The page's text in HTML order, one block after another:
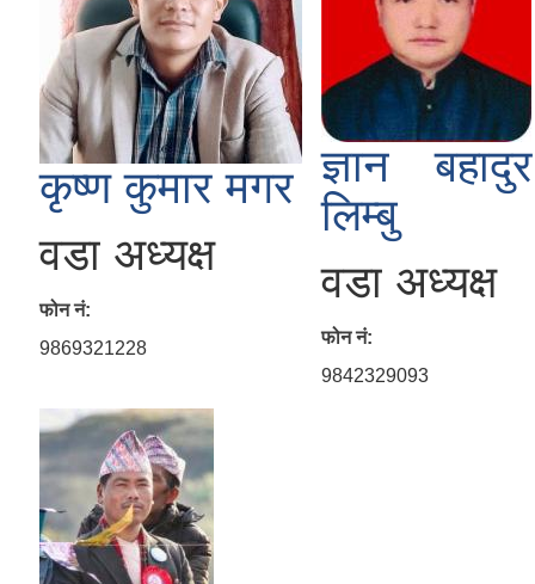
कृष्ण कुमार मगर
वडा अध्यक्ष
फोन नं:
9869321228
ज्ञान बहादुर
लिम्बु
वडा अध्यक्ष
फोन नं:
9842329093